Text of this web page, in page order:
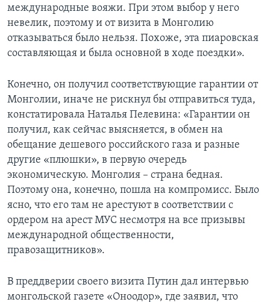
международные вояжи. При этом выбор у него
невелик, поэтому и от визита в Монголию
отказываться было нельзя. Похоже, эта пиаровская
составляющая и была основной в ходе поездки».
Конечно, он получил соответствующие гарантии от
Монголии, иначе не рискнул бы отправиться туда,
констатировала Наталья Пелевина: «Гарантии он
получил, как сейчас выясняется, в обмен на
обещание дешевого российского газа и разные
другие «плюшки», в первую очередь
экономическую. Монголия – страна бедная.
Поэтому она, конечно, пошла на компромисс. Было
ясно, что его там не арестуют в соответствии с
ордером на арест МУС несмотря на все призывы
международной общественности,
правозащитников».
В преддверии своего визита Путин дал интервью
монгольской газете «Оноодор», где заявил, что